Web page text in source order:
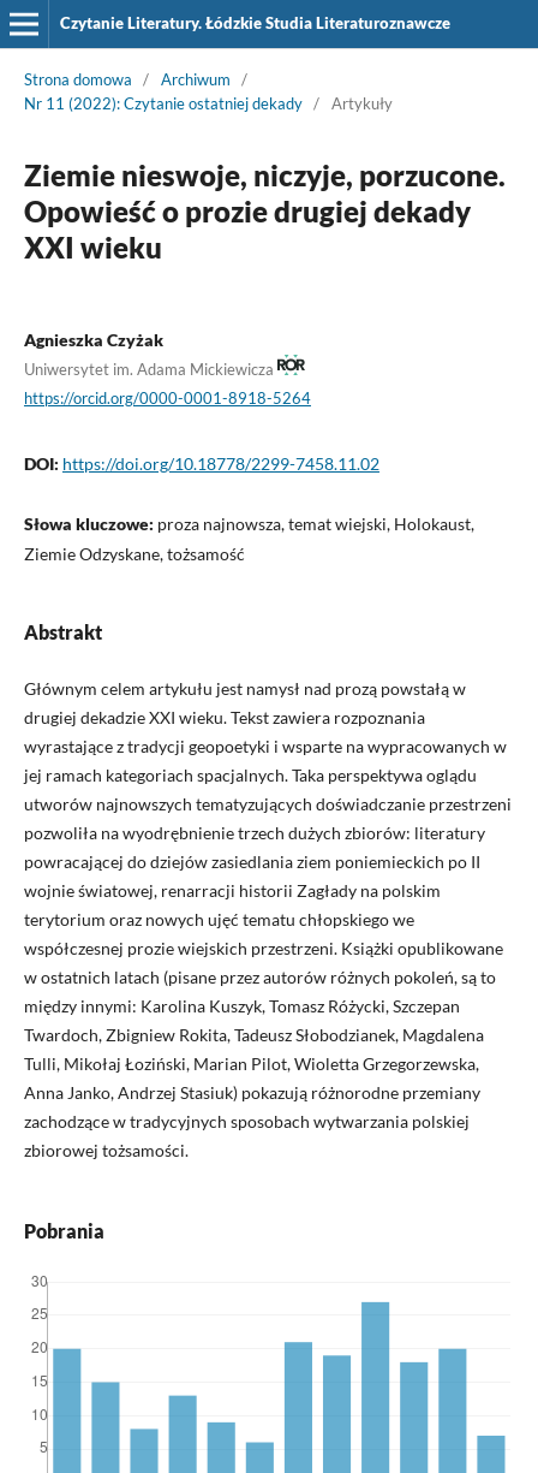
Czytanie Literatury. Łódzkie Studia Literaturoznawcze
Strona domowa / Archiwum
/
Nr 11 (2022): Czytanie ostatniej dekady / Artykuły
Ziemie nieswoje, niczyje, porzucone.
Opowieść o prozie drugiej dekady
XXI wieku
Agnieszka Czyżak
Uniwersytet im. Adama Mickiewicza
https://orcid.org/0000-0001-8918-5264
DOI: https://doi.org/10.18778/2299-7458.11.02
Słowa kluczowe: proza najnowsza, temat wiejski, Holokaust,
Ziemie Odzyskane, tożsamość
Abstrakt
Głównym celem artykułu jest namysł nad prozą powstałą w
drugiej dekadzie XXI wieku. Tekst zawiera rozpoznania
wyrastające z tradycji geopoetyki i wsparte na wypracowanych w
jej ramach kategoriach spacjalnych. Taka perspektywa oglądu
utworów najnowszych tematyzujących doświadczanie przestrzeni
pozwoliła na wyodrębnienie trzech dużych zbiorów: literatury
powracającej do dziejów zasiedlania ziem poniemieckich po II
wojnie światowej, renarracji historii Zagłady na polskim
terytorium oraz nowych ujęć tematu chłopskiego we
współczesnej prozie wiejskich przestrzeni. Książki opublikowane
w ostatnich latach (pisane przez autorów różnych pokoleń, są to
między innymi: Karolina Kuszyk, Tomasz Różycki, Szczepan
Twardoch, Zbigniew Rokita, Tadeusz Słobodzianek, Magdalena
Tulli, Mikołaj Łoziński, Marian Pilot, Wioletta Grzegorzewska,
Anna Janko, Andrzej Stasiuk) pokazują różnorodne przemiany
zachodzące w tradycyjnych sposobach wytwarzania polskiej
zbiorowej tożsamości.
Pobrania